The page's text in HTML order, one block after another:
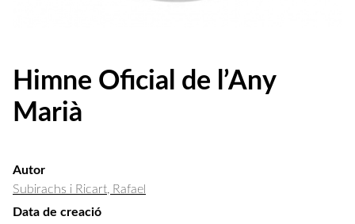
Himne Oficial de l’Any
Marià
Autor
Subirachs i Ricart, Rafael
Data de creació